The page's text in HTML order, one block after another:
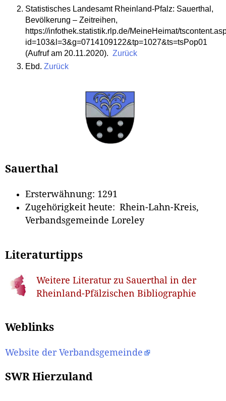
Statistisches Landesamt Rheinland-Pfalz: Sauerthal,
Bevölkerung – Zeitreihen,
https://infothek.statistik.rlp.de/MeineHeimat/
id=103&l=3&g=0714109122&tp=1027&ts=tsPop01
(Aufruf am 20.11.2020). Zurück
Ebd. Zurück
Sauerthal
Ersterwähnung: 1291
Zugehörigkeit heute: Rhein-Lahn-Kreis,
Verbandsgemeinde Loreley
Literaturtipps
Weitere Literatur zu Sauerthal in der
Rheinland-Pfälzischen Bibliographie
Weblinks
Website der Verbandsgemeinde
SWR Hierzuland